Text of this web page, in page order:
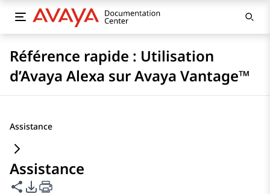
Référence rapide : Utilisation
d’Avaya Alexa sur Avaya Vantage™
Assistance
Assistance
Partager cette page
Options d'exportation PDF